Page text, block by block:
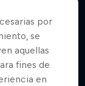
está la
por
se
aquellas
fines de
en